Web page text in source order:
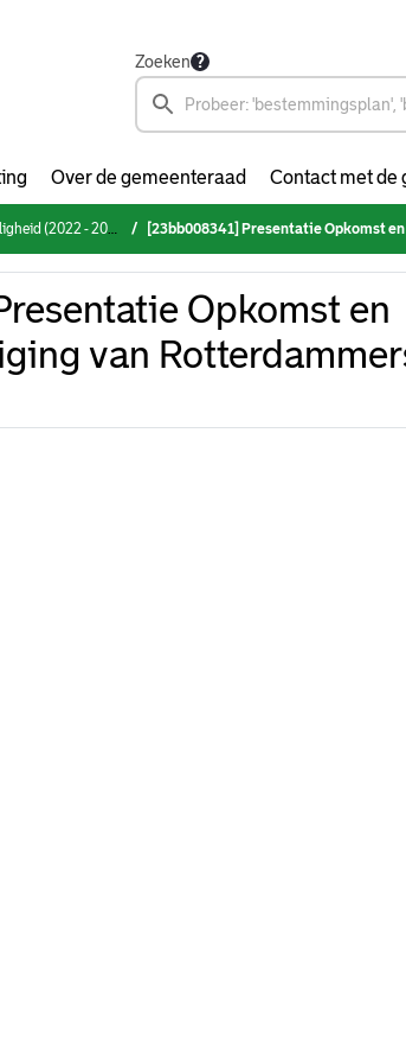
Zoeken
Over de gemeenteraad Contact met de
7 december 2023) [23bb008341] Presentatie Opkomst en
Opkomst en
van